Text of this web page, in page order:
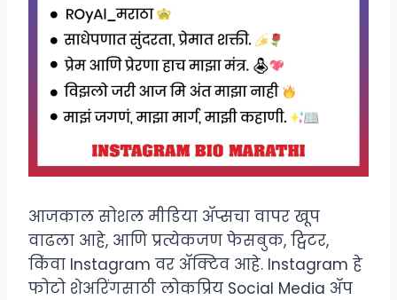
आजकाल सोशल मीडिया ॲप्सचा वापर खूप
वाढला आहे, आणि प्रत्येकजण फेसबुक, ट्विटर,
किंवा Instagram वर ॲक्टिव आहे. Instagram हे
फोटो शेअरिंगसाठी लोकप्रिय Social Media ॲप